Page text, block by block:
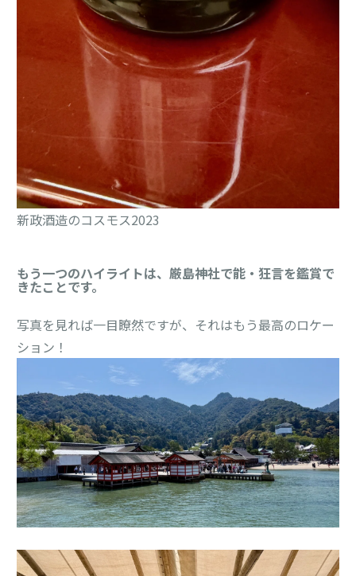
新政酒造のコスモス2023
もう一つのハイライトは、厳島神社で能・狂言を鑑賞で
きたことです。
写真を見れば一目瞭然ですが、それはもう最高のロケー
ション！